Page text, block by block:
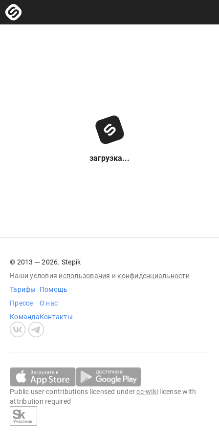
загрузка...
© 2013 — 2026. Stepik
Наши условия использования и конфиденциальности
Тарифы
Прессе
Команда
Помощь
О нас
Контакты
Public user contributions licensed undercc-wiki license with
attribution required